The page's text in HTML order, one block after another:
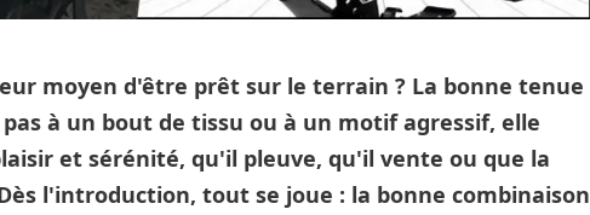
moyen d'être prêt sur le terrain ? La bonne tenue
à un bout de tissu ou à un motif agressif, elle
et sérénité, qu'il pleuve, qu'il vente ou que la
l'introduction, tout se joue : la bonne combinaison